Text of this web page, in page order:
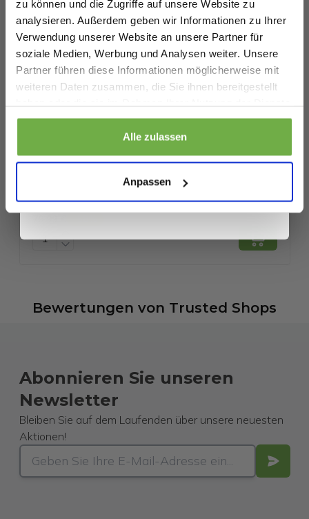
zu können und die Zugriffe auf unsere Website zu
analysieren. Außerdem geben wir Informationen zu Ihrer
Verwendung unserer Website an unsere Partner für
soziale Medien, Werbung und Analysen weiter. Unsere
Partner führen diese Informationen möglicherweise mit
weiteren Daten zusammen, die Sie ihnen bereitgestellt
gesammelt haben.
Alle zulassen
Anpassen
Artikelnummer
EAN
2602056799921
SKU
27537696
– Taupe – Standardgröße
Vergleichspreis 189,00 €
Bewertungen von Trusted Shops
Abonnieren Sie unseren
Newsletter
Bleiben Sie auf dem Laufenden über unsere neuesten
Aktionen!
Geburtstag
Sicher dir 5 € Rabatt
Wenn du dich anmeldest, erklärst du dich damit einverstanden, Angebote
erhalten. Außerdem stimmst du unserer
Datenschutzerklärung